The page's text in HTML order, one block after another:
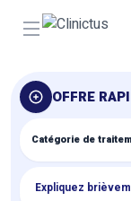
Open menu
OFFRE